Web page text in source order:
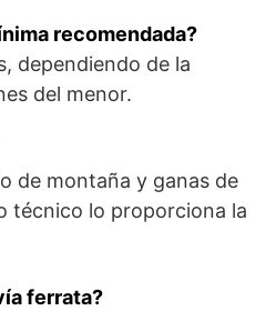
recomendada?
dependiendo de la
del menor.
de montaña y ganas de
técnico lo proporciona la
ferrata?